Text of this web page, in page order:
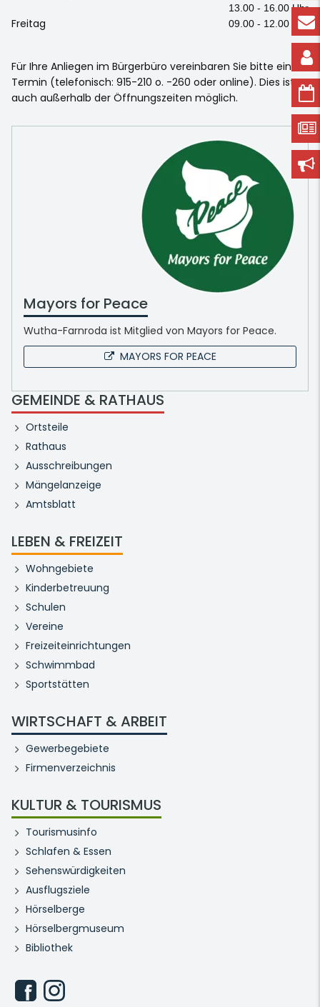
13.00 - 16.00 Uhr
Freitag 09.00 - 12.00 Uhr
Für Ihre Anliegen im Bürgerbüro vereinbaren Sie bitte einen
Termin (telefonisch: 915-210 o. -260 oder online). Dies ist
auch außerhalb der Öffnungszeiten möglich.
Mayors for Peace
Wutha-Farnroda ist Mitglied von Mayors for Peace.
MAYORS FOR PEACE
GEMEINDE & RATHAUS
Ortsteile
Rathaus
Ausschreibungen
Mängelanzeige
Amtsblatt
LEBEN & FREIZEIT
Wohngebiete
Kinderbetreuung
Schulen
Vereine
Freizeiteinrichtungen
Schwimmbad
Sportstätten
WIRTSCHAFT & ARBEIT
Gewerbegebiete
Firmenverzeichnis
KULTUR & TOURISMUS
Tourismusinfo
Schlafen & Essen
Sehenswürdigkeiten
Ausflugsziele
Hörselberge
Hörselbergmuseum
Bibliothek